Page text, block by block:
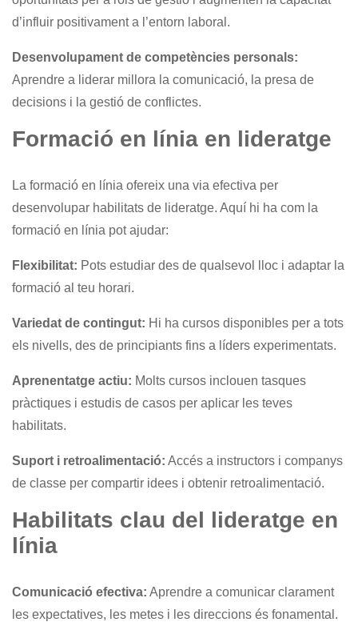
d’influir positivament a l’entorn laboral.
Desenvolupament de competències personals:
Aprendre a liderar millora la comunicació, la presa de
decisions i la gestió de conflictes.
Formació en línia en lideratge
La formació en línia ofereix una via efectiva per
desenvolupar habilitats de lideratge. Aquí hi ha com la
formació en línia pot ajudar:
Flexibilitat: Pots estudiar des de qualsevol lloc i adaptar la
formació al teu horari.
Variedat de contingut: Hi ha cursos disponibles per a tots
els nivells, des de principiants fins a líders experimentats.
Aprenentatge actiu: Molts cursos inclouen tasques
pràctiques i estudis de casos per aplicar les teves
habilitats.
Suport i retroalimentació: Accés a instructors i companys
de classe per compartir idees i obtenir retroalimentació.
Habilitats clau del lideratge en
línia
Comunicació efectiva: Aprendre a comunicar clarament
les expectatives, les metes i les direccions és fonamental.